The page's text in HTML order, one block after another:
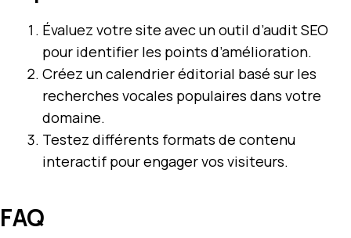
Évaluez votre site avec un outil d’audit SEO
pour identifier les points d’amélioration.
Créez un calendrier éditorial basé sur les
recherches vocales populaires dans votre
domaine.
Testez différents formats de contenu
interactif pour engager vos visiteurs.
FAQ